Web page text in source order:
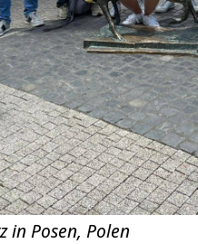
in Posen, Polen